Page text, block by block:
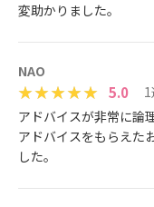
変助かりました。
NAO
5.0
アドバイスが非常に論
アドバイスをもらえた
した。